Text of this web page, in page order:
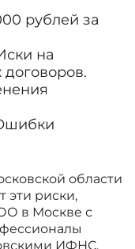
рублей за
на
области
эти риски,
в Москве с
ИФНС,